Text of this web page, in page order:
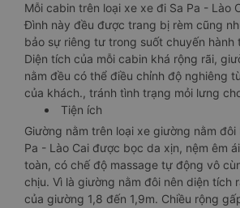
Mỗi cabin trên loại xe xe đi Sa Pa - Lào
Đình này đều được trang bị rèm cũng
bảo sự riêng tư trong suốt chuyến hành
Diện tích của mỗi cabin khá rộng rãi,
nằm đều có thể điều chỉnh độ nghiêng
của khách., tránh tình trạng mỏi lưng
Tiện ích
Giường nằm trên loại xe giường nằm đôi
Pa - Lào Cai được bọc da xịn, nệm êm
toàn, có chế độ massage tự động vô
chịu. Vì là giường nằm đôi nên diện tích
của giường 1,8 đến 1,9m. Chiều rộng